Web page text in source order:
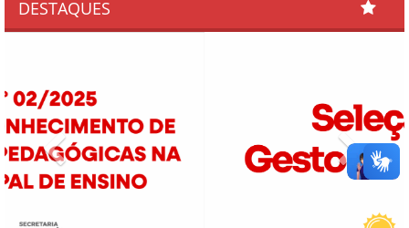
DESTAQUES
Previous Next